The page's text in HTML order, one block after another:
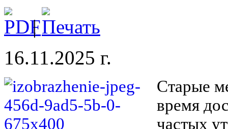
|
16.11.2025 г.
Старые
время
частых